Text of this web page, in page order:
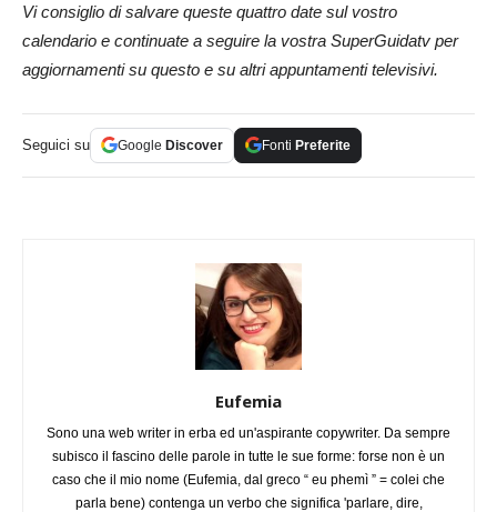
Vi consiglio di salvare queste quattro date sul vostro
calendario e continuate a seguire la vostra SuperGuidatv per
aggiornamenti su questo e su altri appuntamenti televisivi.
Seguici su Google Discover Fonti Preferite
Eufemia
Sono una web writer in erba ed un'aspirante copywriter. Da sempre
subisco il fascino delle parole in tutte le sue forme: forse non è un
caso che il mio nome (Eufemia, dal greco “ eu phemì ” = colei che
parla bene) contenga un verbo che significa 'parlare, dire,